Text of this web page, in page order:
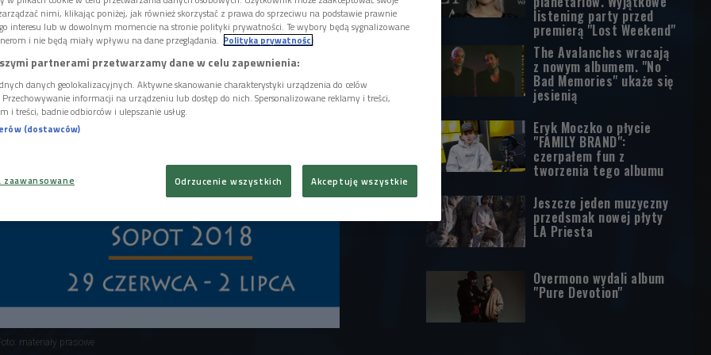
prezentowała audycje i relacje z
wydarzenia.
materiały prasowe
listening party przed
premierą "Lost Weekend"
The Avalanches wracają
z nowym albumem. "No
Bad Memories" ukaże się
jesienią
Eryk Moczko o płycie
"FAMILY BRAND":
czerpałem fun z
tworzenia tego albumu
Jeszcze jeden muzyczny
przedsmak nowej płyty
LA Priesta
Overmono wydali album
"Pure Devotion"
nimi, klikając poniżej, jak również skorzystać z prawa do sprzeciwu na podstawie prawnie
interesu lub w dowolnym momencie na stronie polityki prywatności. Te wybory będą sygnalizowane
i nie będą miały wpływu na dane przeglądania. Polityka prywatności
partnerami przetwarzamy dane w celu zapewnienia:
danych geolokalizacyjnych. Aktywne skanowanie charakterystyki urządzenia do celów
informacji na urządzeniu lub dostęp do nich. Spersonalizowane reklamy i treści,
i treści, badnie odbiorców i ulepszanie usług.
(dostawców)
Odrzucenie wszystkich Akceptuję wszystkie